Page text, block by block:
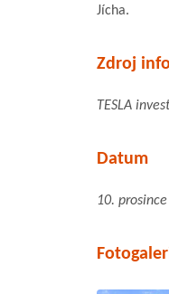
Jícha.
Zdroj
TESLA
Datum
10.